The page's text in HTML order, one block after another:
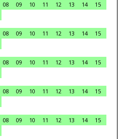
08 09 10 11 12 13 14
15
08 09 10 11 12 13 14
15
08 09 10 11 12 13 14
15
08 09 10 11 12 13 14
15
08 09 10 11 12 13 14
15